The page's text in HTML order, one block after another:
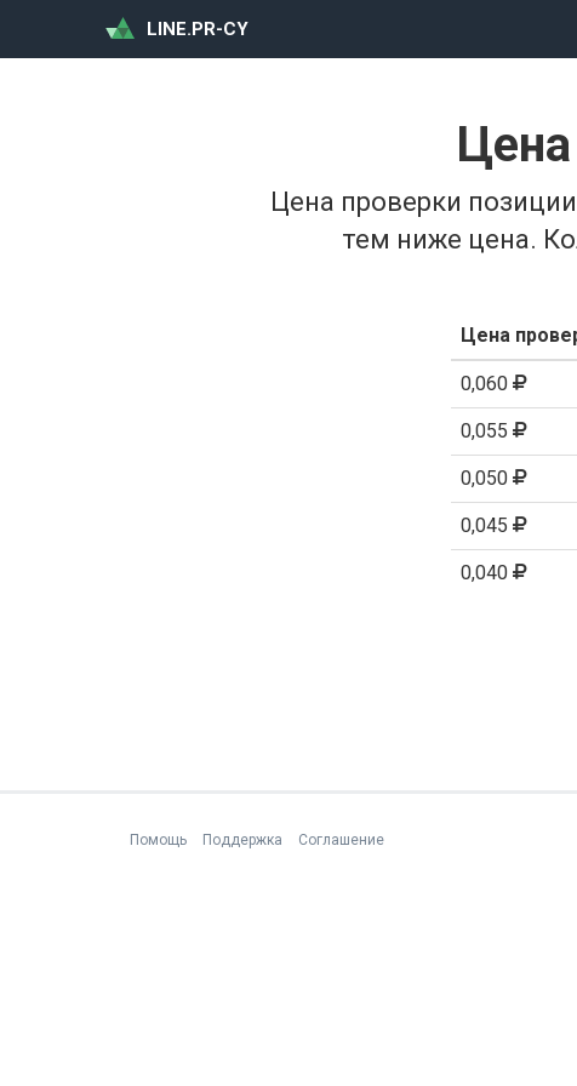
LINE.PR-CY
Цена проверки
тем ниже цена.
Цена
0,060
0,055
0,050
0,045
0,040
Помощь Поддержка Соглашение